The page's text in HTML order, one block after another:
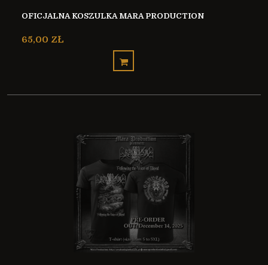
OFICJALNA KOSZULKA MARA PRODUCTION
65,00 ZŁ